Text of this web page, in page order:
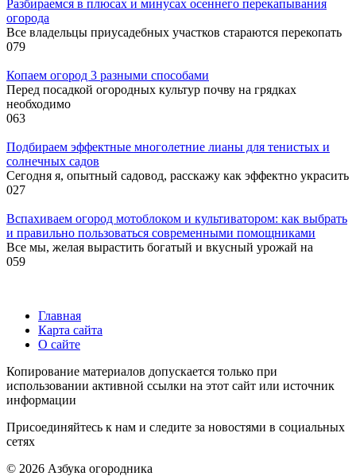
Разбираемся в плюсах и минусах осеннего перекапывания
огорода
Все владельцы приусадебных участков стараются перекопать
079
Копаем огород 3 разными способами
Перед посадкой огородных культур почву на грядках
необходимо
063
Подбираем эффектные многолетние лианы для тенистых и
солнечных садов
Сегодня я, опытный садовод, расскажу как эффектно украсить
027
Вспахиваем огород мотоблоком и культиватором: как выбрать
и правильно пользоваться современными помощниками
Все мы, желая вырастить богатый и вкусный урожай на
059
Главная
Карта сайта
О сайте
Копирование материалов допускается только при
использовании активной ссылки на этот сайт или источник
информации
Присоединяйтесь к нам и следите за новостями в социальных
сетях
© 2026 Азбука огородника